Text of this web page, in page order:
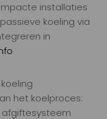
installaties
koeling via
in
het koelproces: